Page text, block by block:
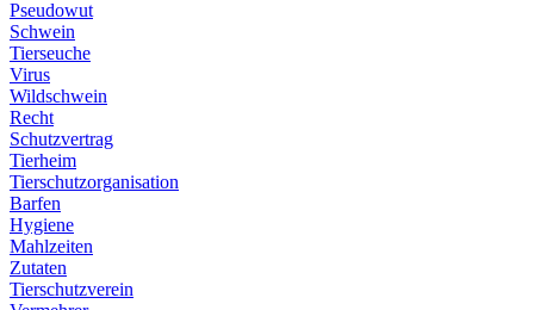
Pseudowut
Schwein
Tierseuche
Virus
Wildschwein
Recht
Schutzvertrag
Tierheim
Tierschutzorganisation
Barfen
Hygiene
Mahlzeiten
Zutaten
Tierschutzverein